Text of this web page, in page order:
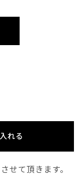
れる
せて頂きます。